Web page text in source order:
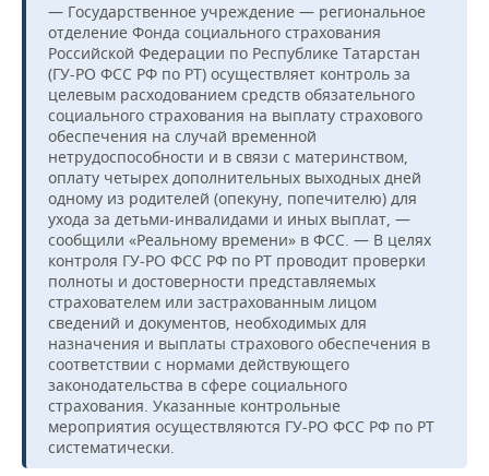
— Государственное учреждение — региональное
отделение Фонда социального страхования
Российской Федерации по Республике Татарстан
(ГУ-РО ФСС РФ по РТ) осуществляет контроль за
целевым расходованием средств обязательного
социального страхования на выплату страхового
обеспечения на случай временной
нетрудоспособности и в связи с материнством,
оплату четырех дополнительных выходных дней
одному из родителей (опекуну, попечителю) для
ухода за детьми-инвалидами и иных выплат, —
сообщили «Реальному времени» в ФСС. — В целях
контроля ГУ-РО ФСС РФ по РТ проводит проверки
полноты и достоверности представляемых
страхователем или застрахованным лицом
сведений и документов, необходимых для
назначения и выплаты страхового обеспечения в
соответствии с нормами действующего
законодательства в сфере социального
страхования. Указанные контрольные
мероприятия осуществляются ГУ-РО ФСС РФ по РТ
систематически.